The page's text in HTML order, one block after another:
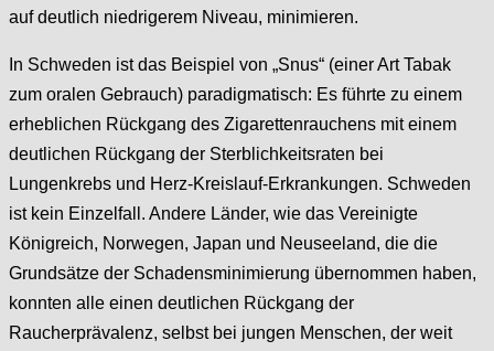
auf deutlich niedrigerem Niveau, minimieren.
In Schweden ist das Beispiel von „Snus“ (einer Art Tabak
zum oralen Gebrauch) paradigmatisch: Es führte zu einem
erheblichen Rückgang des Zigarettenrauchens mit einem
deutlichen Rückgang der Sterblichkeitsraten bei
Lungenkrebs und Herz-Kreislauf-Erkrankungen. Schweden
ist kein Einzelfall. Andere Länder, wie das Vereinigte
Königreich, Norwegen, Japan und Neuseeland, die die
Grundsätze der Schadensminimierung übernommen haben,
konnten alle einen deutlichen Rückgang der
Raucherprävalenz, selbst bei jungen Menschen, der weit